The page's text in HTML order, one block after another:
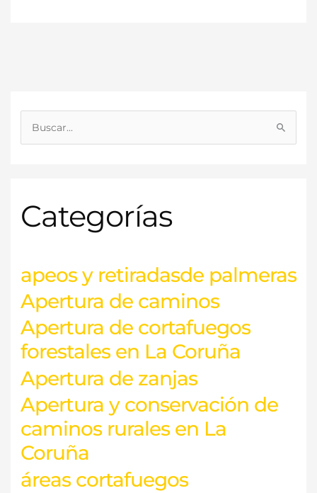
a
r
Categorías
apeos y retiradasde palmeras
Apertura de caminos
Apertura de cortafuegos
forestales en La Coruña
Apertura de zanjas
Apertura y conservación de
caminos rurales en La
Coruña
áreas cortafuegos